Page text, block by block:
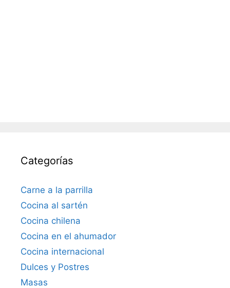
Categorías
Carne a la parrilla
Cocina al sartén
Cocina chilena
Cocina en el ahumador
Cocina internacional
Dulces y Postres
Masas